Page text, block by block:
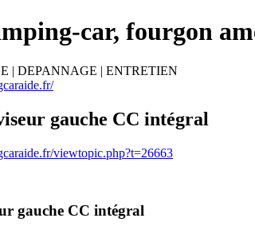
car, fourgon
| DEPANNAGE | ENTRETIEN
gauche CC intégral
viewtopic.php?t=26663
gauche CC intégral